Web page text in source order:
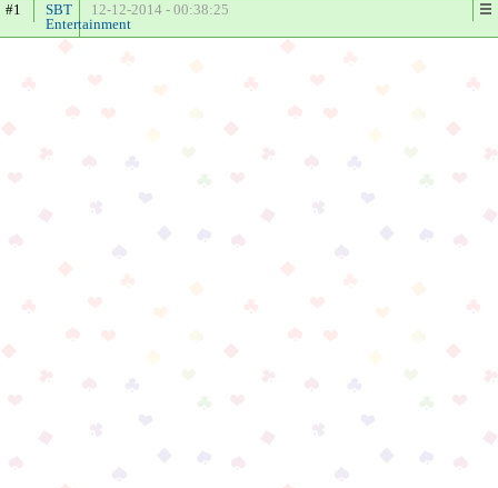
#1
SBT
Entertainment
12-12-2014 - 00:38:25